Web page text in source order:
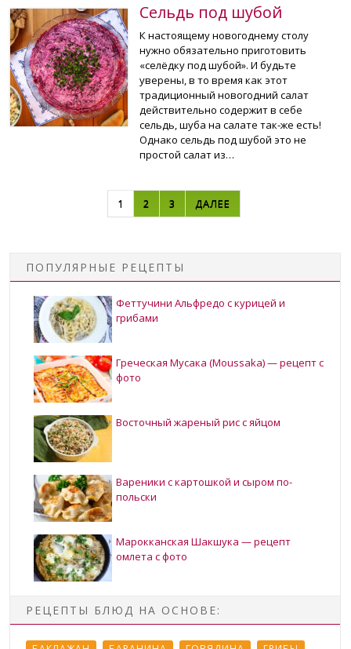
Сельдь под шубой
К настоящему новогоднему столу
нужно обязательно приготовить
«селёдку под шубой». И будьте
уверены, в то время как этот
традиционный новогодний салат
действительно содержит в себе
сельдь, шуба на салате так-же есть!
Однако сельдь под шубой это не
простой салат из…
НАВИГАЦИЯ ПО ЗАПИСЯМ
1 2 3 ДАЛЕЕ
ПОПУЛЯРНЫЕ РЕЦЕПТЫ
Феттучини Альфредо с курицей и
грибами
Греческая Мусака (Moussaka) — рецепт с
фото
Восточный жареный рис с яйцом
Вареники с картошкой и сыром по-
польски
Марокканская Шакшука — рецепт
омлета с фото
РЕЦЕПТЫ БЛЮД НА ОСНОВЕ: